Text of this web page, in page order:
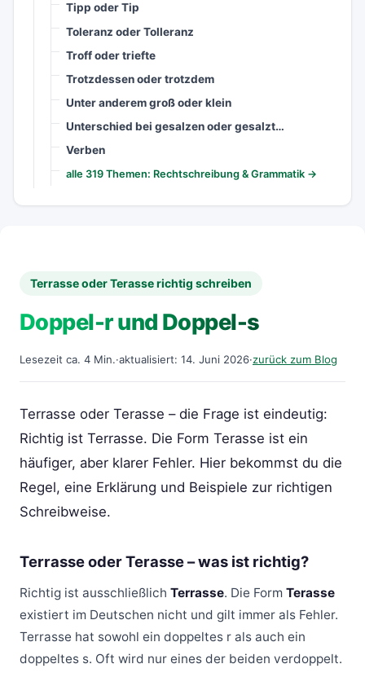
Tipp oder Tip
Toleranz oder Tolleranz
Troff oder triefte
Trotzdessen oder trotzdem
Unter anderem groß oder klein
Unterschied bei gesalzen oder gesalzt…
Verben
alle 319 Themen: Rechtschreibung & Grammatik →
Terrasse oder Terasse richtig schreiben
Doppel-r und Doppel-s
Lesezeit ca. 4 Min.·aktualisiert: 14. Juni 2026·zurück zum Blog
Terrasse oder Terasse – die Frage ist eindeutig:
Richtig ist Terrasse. Die Form Terasse ist ein
häufiger, aber klarer Fehler. Hier bekommst du die
Regel, eine Erklärung und Beispiele zur richtigen
Schreibweise.
Terrasse oder Terasse – was ist richtig?
Richtig ist ausschließlich Terrasse. Die Form Terasse
existiert im Deutschen nicht und gilt immer als Fehler.
Terrasse hat sowohl ein doppeltes r als auch ein
doppeltes s. Oft wird nur eines der beiden verdoppelt.